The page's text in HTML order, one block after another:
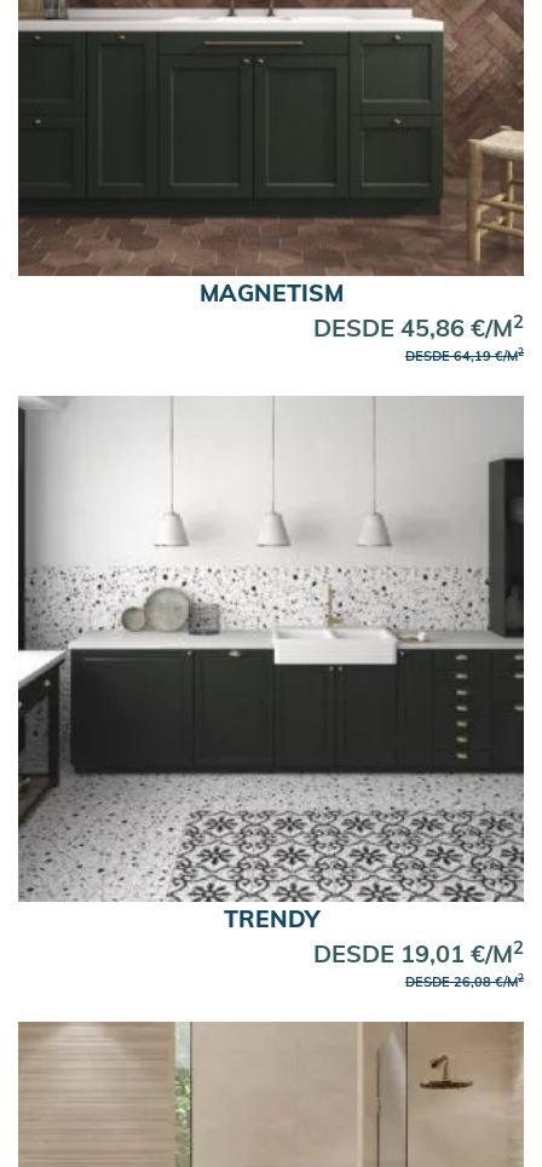
MAGNETISM
DESDE 45,86 €/M2
DESDE 64,19 €/M2
TRENDY
DESDE 19,01 €/M2
DESDE 26,08 €/M2